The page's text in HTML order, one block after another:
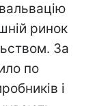
ринок
За
по
і